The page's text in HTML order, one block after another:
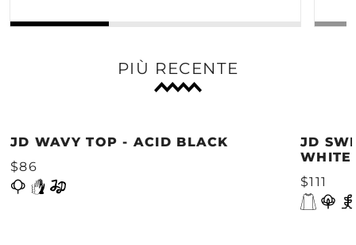
PIÙ RECENTE
JD WAVY TOP - ACID BLACK
$86
JD
WHITE
$111